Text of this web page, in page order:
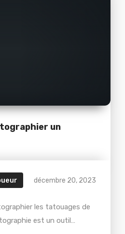
un
décembre 20, 2023
les tatouages de
est un outil